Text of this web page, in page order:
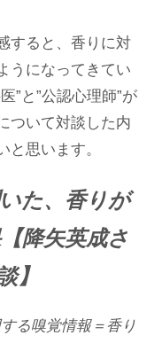
すると、香りに対
うになってきてい
”と”公認心理師”が
ついて対談した内
と思います。
た、香りが
降矢英成さ
】
る嗅覚情報＝香り